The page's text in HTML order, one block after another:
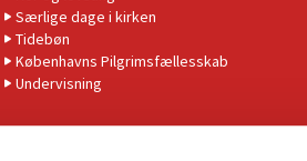
Særlige dage i kirken
Tidebøn
Københavns Pilgrimsfællesskab
Undervisning